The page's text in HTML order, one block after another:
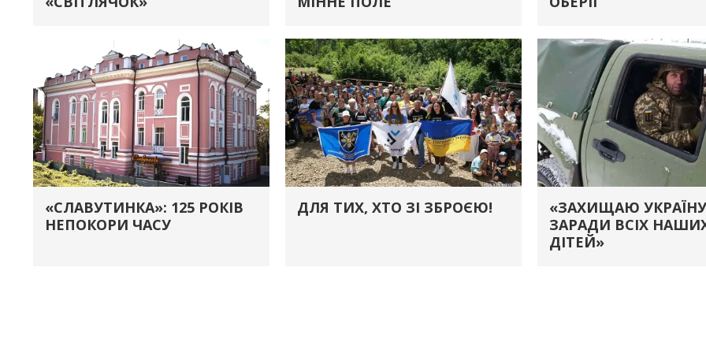
«СЛАВУТИНКА»: 125 РОКІВ
НЕПОКОРИ ЧАСУ
ДЛЯ ТИХ, ХТО ЗІ ЗБРОЄЮ!
«ЗАХИЩАЮ УКРАЇНУ
ЗАРАДИ ВСІХ
ДІТЕЙ»